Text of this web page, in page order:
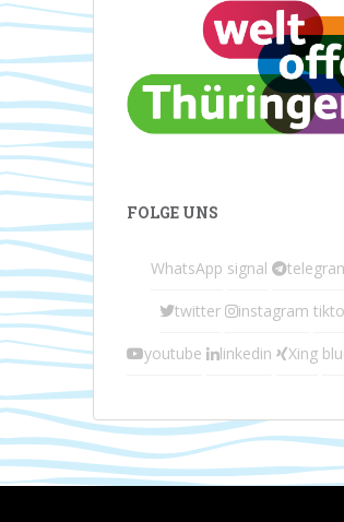
FOLGE UNS
WhatsApp signal
twitter instagram
youtube linkedin Xing